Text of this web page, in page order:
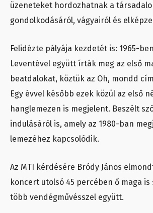
üzeneteket hordozhatnak a
gondolkodásáról, vágyairól és
Felidézte pályája kezdetét is: 1965-
Leventével együtt írták meg az első
beatdalokat, köztük az Oh, mondd
Egy évvel később ezek közül az első
hanglemezen is megjelent. Beszélt
indulásáról is, amely az 1980-ban
lemezéhez kapcsolódik.
Az MTI kérdésére Bródy János
koncert utolsó 45 percében ő maga
több vendégművésszel együtt.